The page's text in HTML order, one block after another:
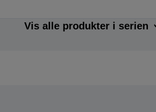
Vis alle produkter i serien